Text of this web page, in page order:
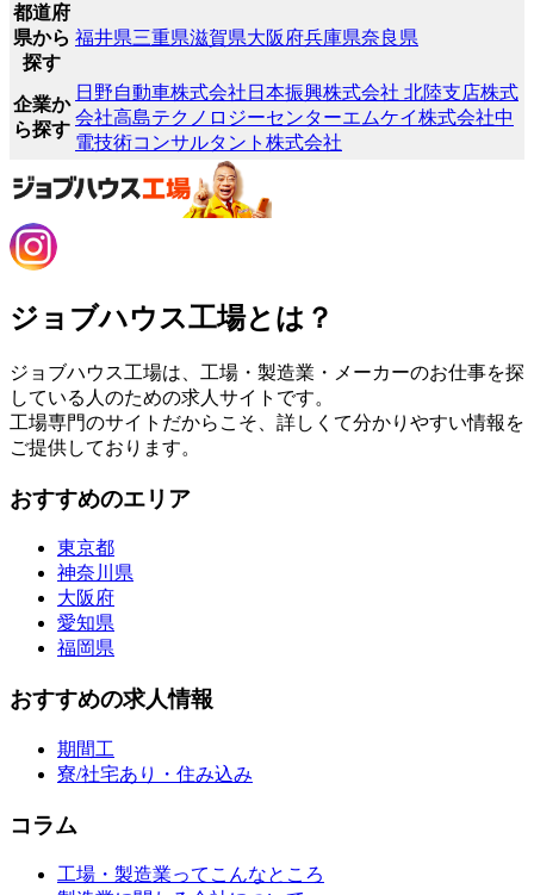
都道府
県から
探す
福井県三重県滋賀県大阪府兵庫県奈良県
企業か
ら探す
日野自動車株式会社 日本振興株式会社 北陸支店株式
会社高島テクノロジーセンターエムケイ株式会社中
電技術コンサルタント株式会社
ジョブハウス工場とは？
ジョブハウス工場は、工場・製造業・メーカーのお仕事を探
している人のための求人サイトです。
工場専門のサイトだからこそ、詳しくて分かりやすい情報を
ご提供しております。
おすすめのエリア
東京都
神奈川県
大阪府
愛知県
福岡県
おすすめの求人情報
期間工
寮/社宅あり・住み込み
コラム
工場・製造業ってこんなところ